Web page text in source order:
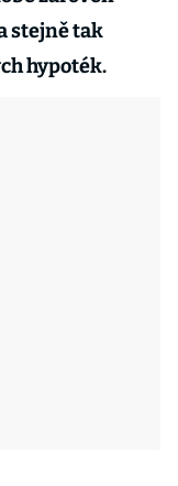
stejně tak
hypoték.